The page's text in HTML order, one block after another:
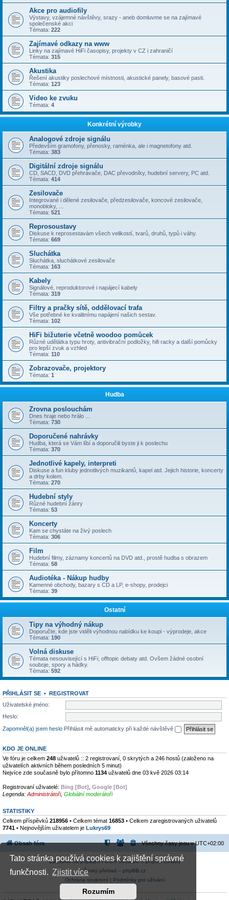
Tato stránka používá cookies k zajištění správné
funkčnosti. Zjistit více
Rozumím
Akce pro audiofily
Výstavy, vzájemné návštěvy, srazy - aneb domluvme se na zajímavé
společenské akci
Témata: 222
Zajímavé odkazy na www
Linky na zajímavé HiFi časopisy, projekty v CZ i zahraničí
Témata: 315
Akustika
Řešení akustiky poslechové místnosti, akustické panely, basové pasti.
Témata: 123
Video ke zvuku
Témata: 4
Konkrétní výrobky
Analogové zdroje signálu
Především gramofony, přenosky, raménka, ale i magnetofony atd.
Témata: 383
Digitální zdroje signálu
CD, SACD, DVD přehrávače, DAC převodníky, hudební servery, PC atd.
Témata: 414
Zesilovače
Integrované i dělené zesilovače, předzesilovače, koncové zesilovače,
monobloky, ...
Témata: 521
Reprosoustavy
Diskuse k reprosestavám všech velikostí, tvarů, druhů, typů i váhy.
Témata: 669
Sluchátka
Sluchátka, sluchátkové zesilovače
Témata: 163
Kabely
Signálové, reproduktorové i napájecí kabely
Témata: 319
Filtry a pračky sítě, oddělovací trafa
Vše potřebné ke kvalitnímu napájení našich sestav.
Témata: 102
HiFi bižuterie včetně woodoo pomůcek
Různé udělátka typu hroty, antivibrační podložky, hifi racky a další pomůcky
pro lepší zvuk a vzhled
Témata: 110
Zobrazovače, projektory
Témata: 1
Hudba
Zrovna poslouchám
Dnes hraje nebo hrálo ...
Témata: 730
Doporučené nahrávky
Hudba, která se Vám líbí a doporučili byste ji k poslechu
Témata: 370
Jednotlivé kapely, interpreti
Diskuse a fun kluby jednotlivých muzikantů, kapel atd. Jejich historie, koncerty
a drby kolem.
Témata: 270
Hudební styly
Různé hudební žánry
Témata: 53
Koncerty
Kam se chystáte na živý poslech
Témata: 306
Film
Hudební filmy, záznamy koncertů na DVD atd., prostě hudba s obrazem
Témata: 58
Audiotéka - Nákup hudby
Kamenné obchody, bazary s CD a LP, e-shopy, prodejci
Témata: 39
Ostatní
Tipy na výhodný nákup
Doporučte, kde jste viděli výhodnou nabídku ke koupi - výprodeje, akce
Témata: 190
Volná diskuse
Témata nesouvisející s HiFi, offtopic debaty atd. Ovšem žádné osobní
souboje, spory a hádky.
Témata: 592
PŘIHLÁSIT SE • REGISTROVAT
Uživatelské jméno:
Heslo:
Zapomněl(a) jsem heslo Přihlásit mě automaticky při každé návštěvě
KDO JE ONLINE
Ve fóru je celkem 248 uživatelů :: 2 registrovaní, 0 skrytých a 246 hostů (založeno na
uživatelích aktivních během posledních 5 minut)
Nejvíce zde současně bylo přítomno 1134 uživatelů dne 03 kvě 2026 03:14
Registrovaní uživatelé: Bing [Bot] Google [Bot]
Legenda: Administrátoři, Globální moderátoři
STATISTIKY
Celkem příspěvků 218956 • Celkem témat 16853 • Celkem zaregistrovaných uživatelů
7741 • Nejnovějším uživatelem je Lukrys69
Obsah fóra Všechny časy jsou vUTC+02:00
Založeno naphpBB® Forum Software © phpBB Limited
Český překlad – phpBB.cz
Ochrana soukromí| Podmínky pro užívání